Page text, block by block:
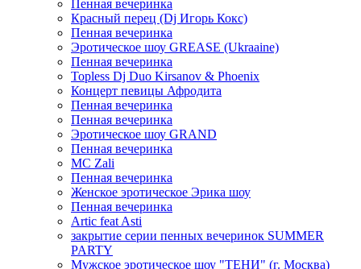
Пенная вечеринка
Красный перец (Dj Игорь Кокс)
Пенная вечеринка
Эротическое шоу GREASE (Ukraaine)
Пенная вечеринка
Topless Dj Duo Kirsanov & Phoenix
Концерт певицы Афродита
Пенная вечеринка
Пенная вечеринка
Эротическое шоу GRAND
Пенная вечеринка
MC Zali
Пенная вечеринка
Женское эротическое Эрика шоу
Пенная вечеринка
Artic feat Asti
закрытие серии пенных вечеринок SUMMER
PARTY
Мужское эротическое шоу "ТЕНИ" (г. Москва)